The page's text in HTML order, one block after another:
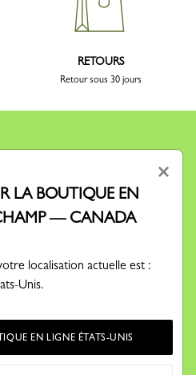
RETOURS
Retour sous 30 jours
EN CONTACT
pour découvrir nos histoires,
notre newsletter, vous acceptez
par email concernant les offres
×
LA BOUTIQUE EN
— CANADA
localisation actuelle est :
Unis.
EN LIGNE ÉTATS-UNIS